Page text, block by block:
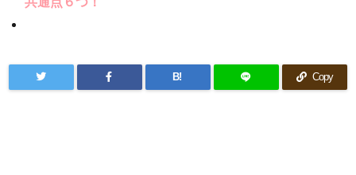
B! Copy